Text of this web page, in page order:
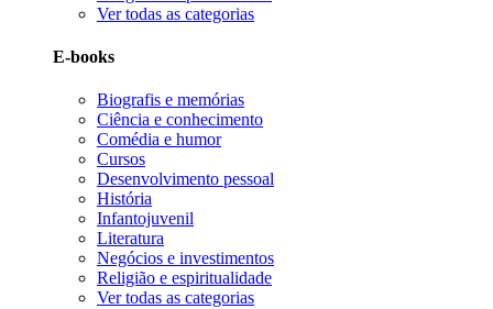
Ver todas as categorias
E-books
Biografis e memórias
Ciência e conhecimento
Comédia e humor
Cursos
Desenvolvimento pessoal
História
Infantojuvenil
Literatura
Negócios e investimentos
Religião e espiritualidade
Ver todas as categorias